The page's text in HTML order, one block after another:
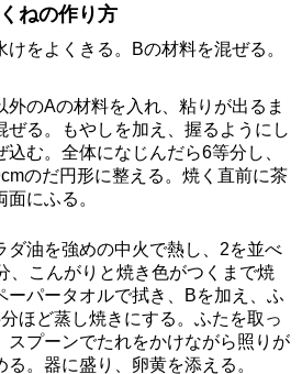
ねの作り方
けをよくきる。Bの材料を混ぜる。
外のAの材料を入れ、粘りが出るま
ぜる。もやしを加え、握るようにし
む。全体になじんだら6等分し、
のだ円形に整える。焼く直前に茶
にふる。
ダ油を強めの中火で熱し、2を並べ
、こんがりと焼き色がつくまで焼
ーパータオルで拭き、Bを加え、ふ
ほど蒸し焼きにする。ふたを取っ
スプーンでたれをかけながら照りが
。器に盛り、卵黄を添える。